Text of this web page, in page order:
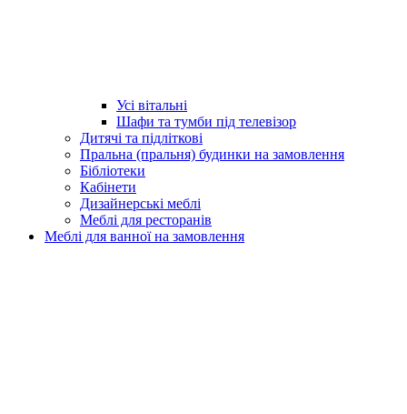
Усі вітальні
Шафи та тумби під телевізор
Дитячі та підліткові
Пральна (пральня) будинки на замовлення
Бібліотеки
Кабінети
Дизайнерські меблі
Меблі для ресторанів
Меблі для ванної на замовлення